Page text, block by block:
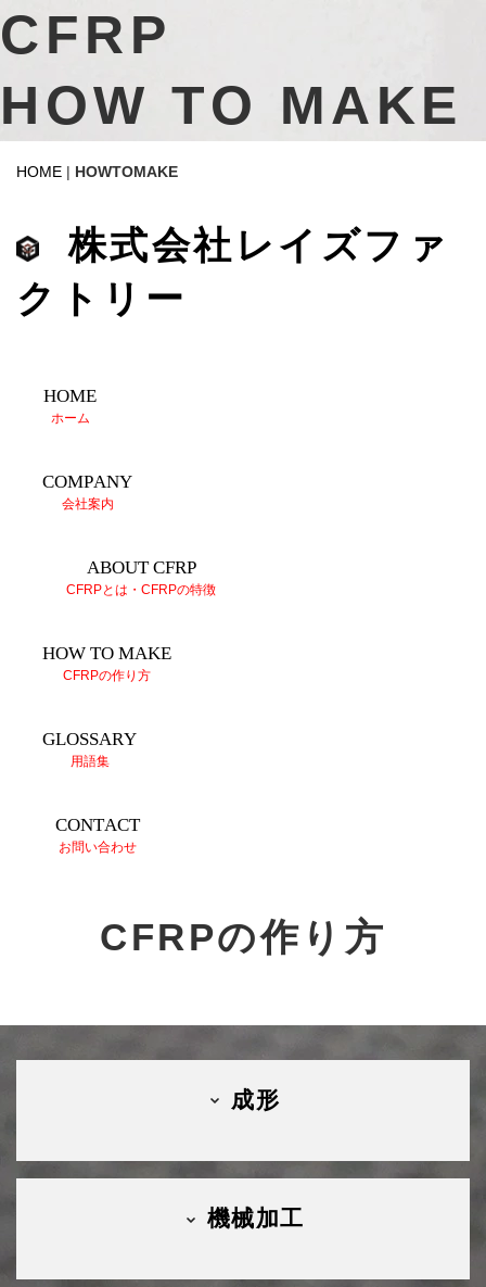
CFRP
HOW TO MAKE
HOME | HOWTOMAKE
株式会社レイズファ
クトリー
HOME
ホーム
COMPANY
会社案内
ABOUT CFRP
CFRPとは・CFRPの特徴
HOW TO MAKE
CFRPの作り方
GLOSSARY
用語集
CONTACT
お問い合わせ
CFRPの作り方
成形
機械加工